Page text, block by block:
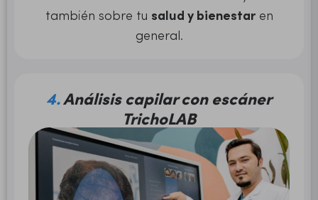
también sobre tu salud y bienestaren
general.
4.Análisis capilar con escáner
TrichoLAB